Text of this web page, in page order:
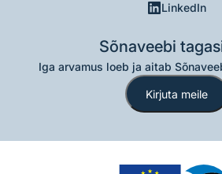
LinkedIn
Sõnaveebi
Iga arvamus loeb ja aitab
Kirjuta meile